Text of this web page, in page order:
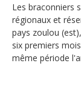
Les braconniers
régionaux et
pays zoulou
six premiers
même période